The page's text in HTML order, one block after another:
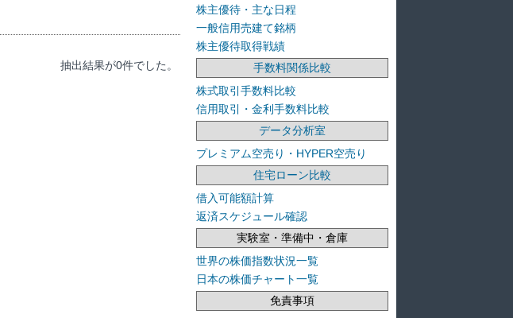
抽出結果が0件でした。
株主優待・主な日程
一般信用売建て銘柄
株主優待取得戦績
手数料関係比較
株式取引手数料比較
信用取引・金利手数料比較
データ分析室
プレミアム空売り・HYPER空売り
住宅ローン比較
借入可能額計算
返済スケジュール確認
実験室・準備中・倉庫
世界の株価指数状況一覧
日本の株価チャート一覧
免責事項